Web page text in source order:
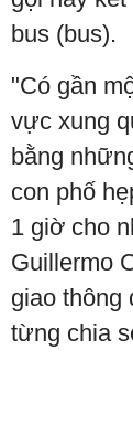
bus (bus).
"Có gần
vực xung
bằng
con phố
1 giờ cho
Guillermo
giao thông
từng chia